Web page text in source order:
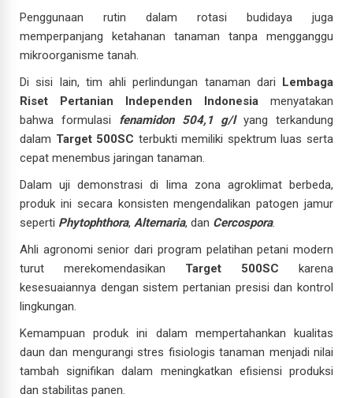
Penggunaan rutin dalam rotasi budidaya juga
memperpanjang ketahanan tanaman tanpa mengganggu
mikroorganisme tanah.
Di sisi lain, tim ahli perlindungan tanaman dari Lembaga
Riset Pertanian Independen Indonesia menyatakan
bahwa formulasi fenamidon 504,1 g/lyang terkandung
dalam Target 500SC terbukti memiliki spektrum luas serta
cepat menembus jaringan tanaman.
Dalam uji demonstrasi di lima zona agroklimat berbeda,
produk ini secara konsisten mengendalikan patogen jamur
seperti Phytophthora, Alternaria, dan Cercospora.
Ahli agronomi senior dari program pelatihan petani modern
turut merekomendasikan Target 500SC karena
kesesuaiannya dengan sistem pertanian presisi dan kontrol
lingkungan.
Kemampuan produk ini dalam mempertahankan kualitas
daun dan mengurangi stres fisiologis tanaman menjadi nilai
tambah signifikan dalam meningkatkan efisiensi produksi
dan stabilitas panen.